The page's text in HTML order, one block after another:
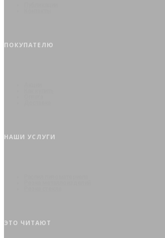
ПОКУПАТЕЛЮ
НАШИ УСЛУГИ
ЭТО ЧИТАЮТ